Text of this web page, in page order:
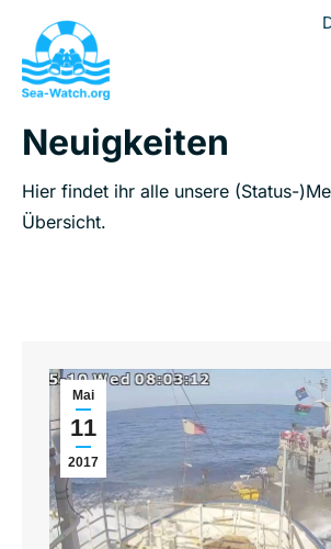
Neuigkeiten
Hier findet ihr alle unsere (Status-
Übersicht.
Mai
11
2017